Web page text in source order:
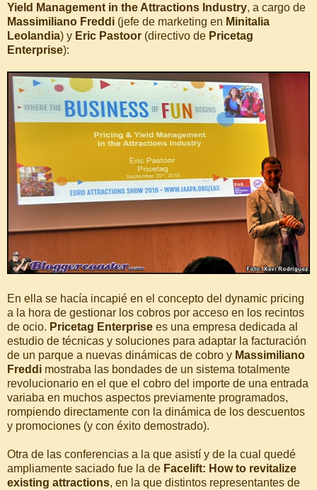
Yield Management in the Attractions Industry, a cargo de
Massimiliano Freddi (jefe de marketing en Minitalia
Leolandia) y Eric Pastoor (directivo de Pricetag
Enterprise):
En ella se hacía incapié en el concepto del dynamic pricing
a la hora de gestionar los cobros por acceso en los recintos
de ocio. Pricetag Enterprise es una empresa dedicada al
estudio de técnicas y soluciones para adaptar la facturación
de un parque a nuevas dinámicas de cobro y Massimiliano
Freddi mostraba las bondades de un sistema totalmente
revolucionario en el que el cobro del importe de una entrada
variaba en muchos aspectos previamente programados,
rompiendo directamente con la dinámica de los descuentos
y promociones (y con éxito demostrado).
Otra de las conferencias a la que asistí y de la cual quedé
ampliamente saciado fue la de Facelift: How to revitalize
existing attractions, en la que distintos representantes de